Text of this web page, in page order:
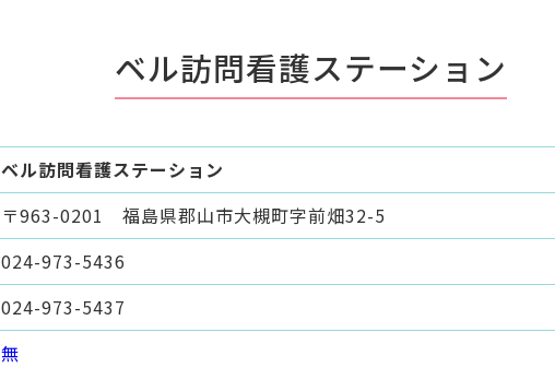
ベル訪問看護ステーション
ベル訪問看護ステーション
〒963-0201 福島県郡山市大槻町字前畑32-5
024-973-5436
024-973-5437
無